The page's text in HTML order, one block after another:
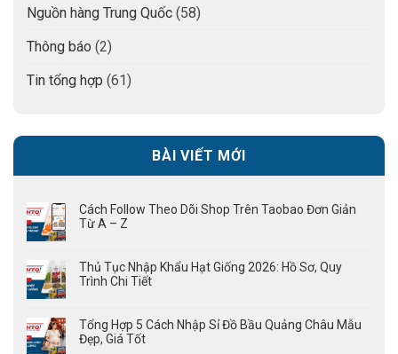
Nguồn hàng Trung Quốc (58)
Thông báo (2)
Tin tổng hợp (61)
BÀI VIẾT MỚI
Cách Follow Theo Dõi Shop Trên Taobao Đơn Giản
Từ A – Z
Thủ Tục Nhập Khẩu Hạt Giống 2026: Hồ Sơ, Quy
Trình Chi Tiết
Tổng Hợp 5 Cách Nhập Sỉ Đồ Bầu Quảng Châu Mẫu
Đẹp, Giá Tốt